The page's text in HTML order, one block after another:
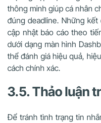
thông minh giúp cá nhân
đúng deadline. Những
cập nhật báo cáo theo
dưới dạng màn hình
thể đánh giá hiệu quả,
cách chính xác.
3.5. Thảo luận
Để tránh tình trạng tin